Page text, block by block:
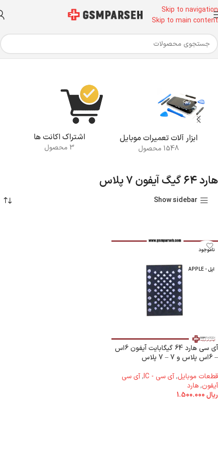
Skip to navigation
Skip to main content
خانه محصولات برچسب خورده “هارد 64 گیگ آیفون 7 پلاس”
ابزار آلات تعمیرات موبایل
1548 محصول
اشتراک اکانت ها
3 محصول
هارد 64 گیگ آیفون 7 پلاس
Show sidebar
ناموجود
اپل - APPLE
آی سی هارد 64 گیگابایت آیفون 6اس
– 6اس پلاس و 7 – 7 پلاس
قطعات موبایل,آی سی - IC ,آی سی
آیفون,هارد
ریال